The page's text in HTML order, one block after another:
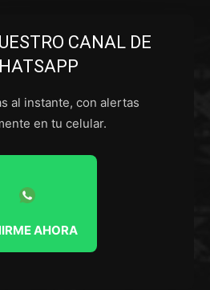
CANAL DE
al instante, con alertas
en tu celular.
AHORA